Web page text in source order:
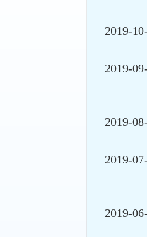
2019-
2019-
2019-
2019-
2019-